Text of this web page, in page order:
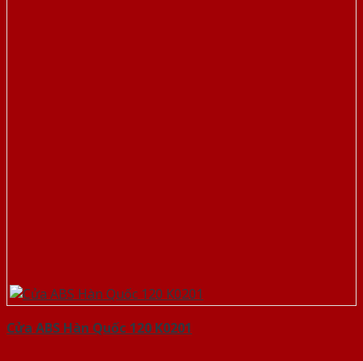
Cửa ABS Hàn Quốc 120 K0201